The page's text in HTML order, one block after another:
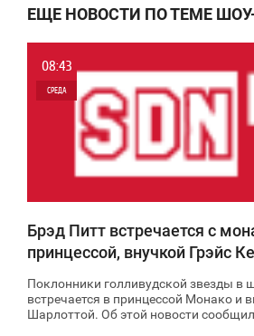
ЕЩЕ НОВОСТИ ПО ТЕМЕ
08:43
СРЕДА
Брэд Питт встречается с
принцессой, внучкой Грэйс
Поклонники голливудской звезды в
встречается в принцессой Монако и
Шарлоттой. Об этой новости